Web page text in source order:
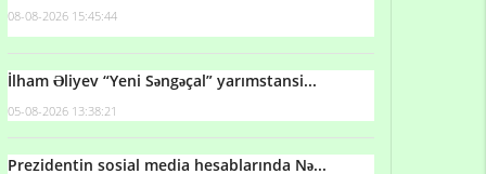
08-08-2026 15:45:44
İlham Əliyev “Yeni Səngəçal” yarımstansi...
05-08-2026 13:38:21
Prezidentin sosial media hesablarında Nə...